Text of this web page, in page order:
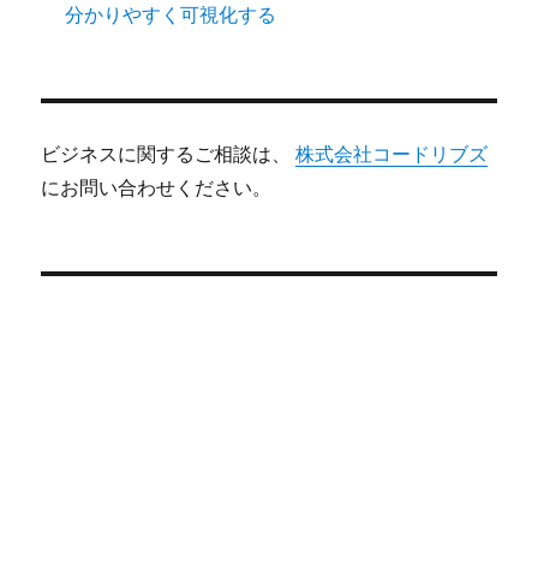
分かりやすく可視化する
ビジネスに関するご相談は、株式会社コードリブズ
にお問い合わせください。